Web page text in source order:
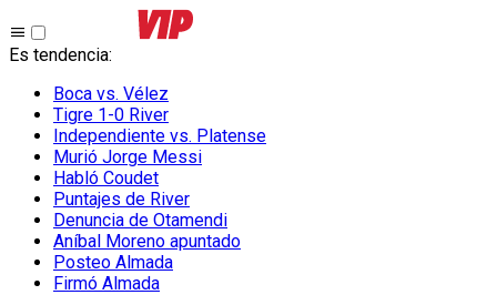
Es tendencia:
Boca vs. Vélez
Tigre 1-0 River
Independiente vs. Platense
Murió Jorge Messi
Habló Coudet
Puntajes de River
Denuncia de Otamendi
Aníbal Moreno apuntado
Posteo Almada
Firmó Almada